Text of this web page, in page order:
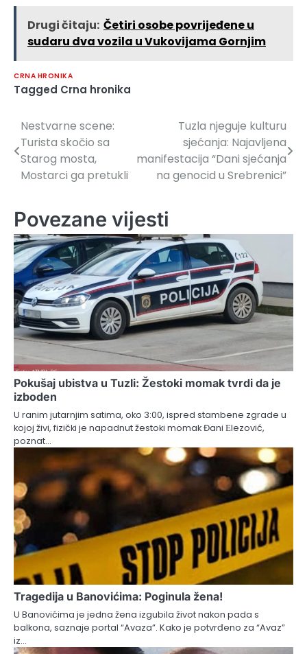
Drugi čitaju: Četiri osobe povrijeđene u
sudaru dva vozila u Vukovijama Gornjim
CRNA HRONIKA
Tagged Crna hronika
Navigacija
članaka
Nestvarne scene:
Turista skočio sa
Starog mosta,
Mostarci ga pretukli
Tuzla njeguje kulturu
sjećanja: Najavljena
manifestacija “Dani sjećanja
na genocid u Srebrenici”
Povezane vijesti
Pokušaj ubistva u Tuzli: Žestoki momak tvrdi da je
izboden
U ranim jutarnjim satima, oko 3:00, ispred stambene zgrade u
kojoj živi, fizički je napadnut žestoki momak Đani Еlezović,
poznat…
Tragedija u Banovićima: Poginula žena!
U Banovićima je jedna žena izgubila život nakon pada s
balkona, saznaje portal “Avaza”. Kako je potvrđeno za “Avaz”
iz…